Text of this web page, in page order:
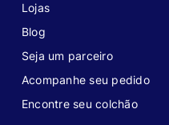
Lojas
Blog
Seja um parceiro
Acompanhe seu pedido
Encontre seu colchão